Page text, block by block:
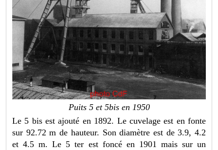
Puits 5 et 5bis en 1950
Le 5 bis est ajouté en 1892. Le cuvelage est en fonte
sur 92.72 m de hauteur. Son diamètre est de 3.9, 4.2
et 4.5 m. Le 5 ter est foncé en 1901 mais sur un